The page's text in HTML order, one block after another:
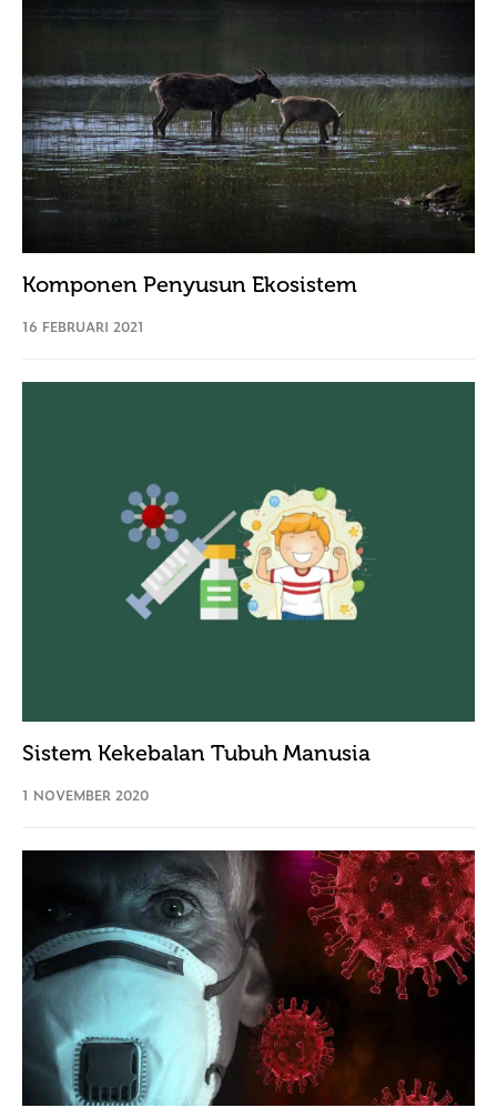
Komponen Penyusun Ekosistem
16 FEBRUARI 2021
Sistem Kekebalan Tubuh Manusia
1 NOVEMBER 2020